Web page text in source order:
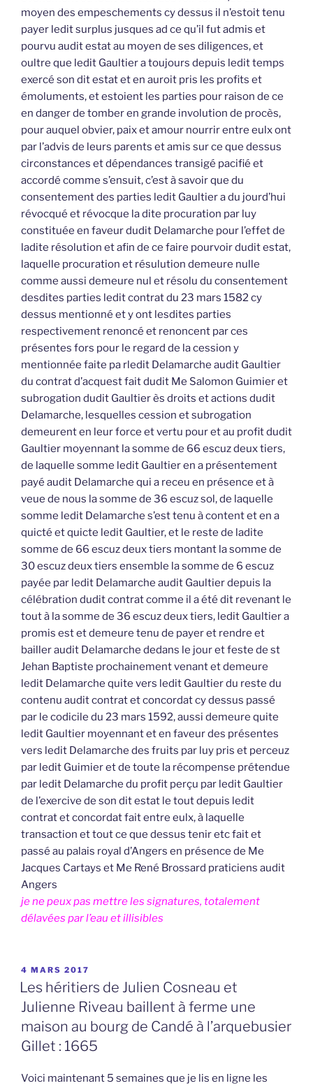
moyen des empeschements cy dessus il n’estoit tenu
payer ledit surplus jusques ad ce qu’il fut admis et
pourvu audit estat au moyen de ses diligences, et
oultre que ledit Gaultier a toujours depuis ledit temps
exercé son dit estat et en auroit pris les profits et
émoluments, et estoient les parties pour raison de ce
en danger de tomber en grande involution de procès,
pour auquel obvier, paix et amour nourrir entre eulx ont
par l’advis de leurs parents et amis sur ce que dessus
circonstances et dépendances transigé pacifié et
accordé comme s’ensuit, c’est à savoir que du
consentement des parties ledit Gaultier a du jourd’hui
révocqué et révocque la dite procuration par luy
constituée en faveur dudit Delamarche pour l’effet de
ladite résolution et afin de ce faire pourvoir dudit estat,
laquelle procuration et résulution demeure nulle
comme aussi demeure nul et résolu du consentement
desdites parties ledit contrat du 23 mars 1582 cy
dessus mentionné et y ont lesdites parties
respectivement renoncé et renoncent par ces
présentes fors pour le regard de la cession y
mentionnée faite pa rledit Delamarche audit Gaultier
du contrat d’acquest fait dudit Me Salomon Guimier et
subrogation dudit Gaultier ès droits et actions dudit
Delamarche, lesquelles cession et subrogation
demeurent en leur force et vertu pour et au profit dudit
Gaultier moyennant la somme de 66 escuz deux tiers,
de laquelle somme ledit Gaultier en a présentement
payé audit Delamarche qui a receu en présence et à
veue de nous la somme de 36 escuz sol, de laquelle
somme ledit Delamarche s’est tenu à content et en a
quicté et quicte ledit Gaultier, et le reste de ladite
somme de 66 escuz deux tiers montant la somme de
30 escuz deux tiers ensemble la somme de 6 escuz
payée par ledit Delamarche audit Gaultier depuis la
célébration dudit contrat comme il a été dit revenant le
tout à la somme de 36 escuz deux tiers, ledit Gaultier a
promis est et demeure tenu de payer et rendre et
bailler audit Delamarche dedans le jour et feste de st
Jehan Baptiste prochainement venant et demeure
ledit Delamarche quite vers ledit Gaultier du reste du
contenu audit contrat et concordat cy dessus passé
par le codicile du 23 mars 1592, aussi demeure quite
ledit Gaultier moyennant et en faveur des présentes
vers ledit Delamarche des fruits par luy pris et perceuz
par ledit Guimier et de toute la récompense prétendue
par ledit Delamarche du profit perçu par ledit Gaultier
de l’exercive de son dit estat le tout depuis ledit
contrat et concordat fait entre eulx, à laquelle
transaction et tout ce que dessus tenir etc fait et
passé au palais royal d’Angers en présence de Me
Jacques Cartays et Me René Brossard praticiens audit
Angers
je ne peux pas mettre les signatures, totalement
délavées par l’eau et illisibles
PUBLIÉ
LE
4 MARS 2017
Les héritiers de Julien Cosneau et
Julienne Riveau baillent à ferme une
maison au bourg de Candé à l’arquebusier
Gillet : 1665
Voici maintenant 5 semaines que je lis en ligne les